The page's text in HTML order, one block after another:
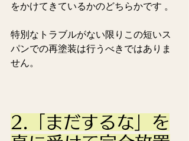
をかけてきているかのどちらかです 。
特別なトラブルがない限りこの短いス
パンでの再塗装は行うべきではありま
せん。
2.「まだするな」を